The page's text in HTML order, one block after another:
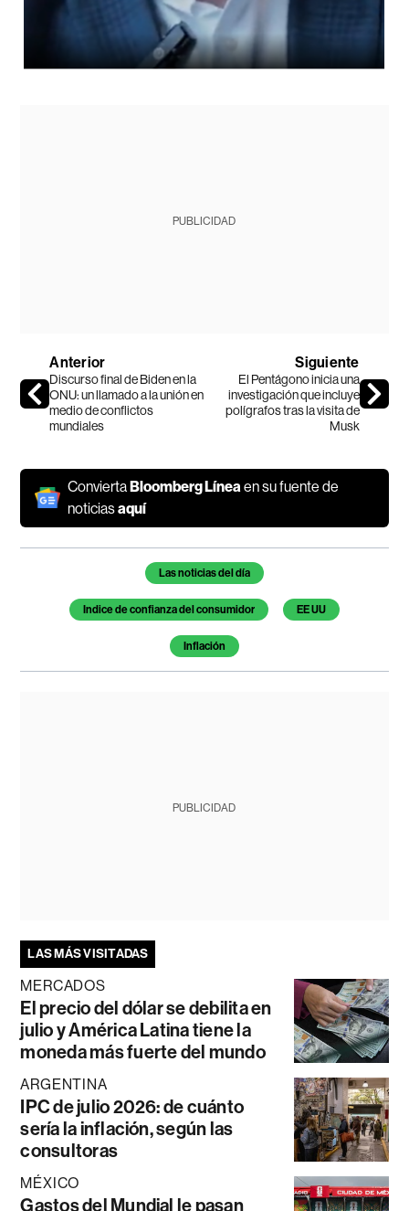
PUBLICIDAD
Anterior
Discurso final de Biden en la
ONU: un llamado a la unión en
medio de conflictos
mundiales
Siguiente
El Pentágono inicia una
investigación que incluye
polígrafos tras la visita de
Musk
ConviertaBloomberg Línea en su fuente de
noticiasaquí
Temas de este artículoLas noticias del día
Indice de confianza del consumidor EE UU
Inflación
PUBLICIDAD
LAS MÁS VISITADAS
MERCADOS
El precio del dólar se debilita en
julio y América Latina tiene la
moneda más fuerte del mundo
ARGENTINA
IPC de julio 2026: de cuánto
sería la inflación, según las
consultoras
MÉXICO
Gastos del Mundial le pasan